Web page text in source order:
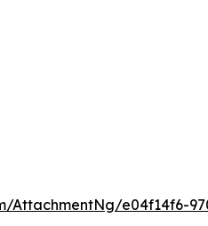
AttachmentNg/e04f14f6-